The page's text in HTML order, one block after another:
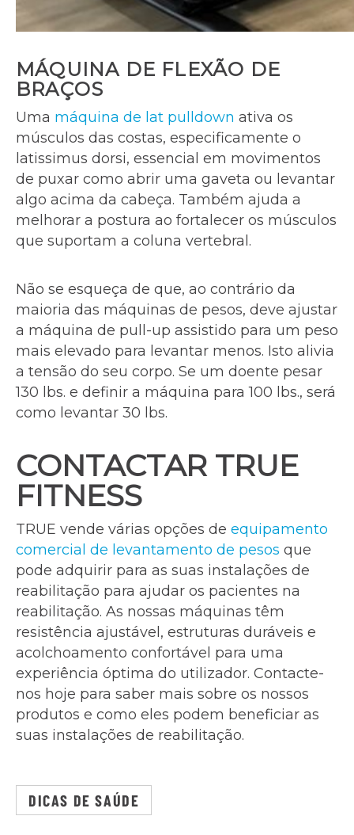
MÁQUINA DE FLEXÃO DE
BRAÇOS
Uma máquina de lat pulldown ativa os
músculos das costas, especificamente o
latissimus dorsi, essencial em movimentos
de puxar como abrir uma gaveta ou levantar
algo acima da cabeça. Também ajuda a
melhorar a postura ao fortalecer os músculos
que suportam a coluna vertebral.
Não se esqueça de que, ao contrário da
maioria das máquinas de pesos, deve ajustar
a máquina de pull-up assistido para um peso
mais elevado para levantar menos. Isto alivia
a tensão do seu corpo. Se um doente pesar
130 lbs. e definir a máquina para 100 lbs., será
como levantar 30 lbs.
CONTACTAR TRUE
FITNESS
TRUE vende várias opções de equipamento
comercial de levantamento de pesos que
pode adquirir para as suas instalações de
reabilitação para ajudar os pacientes na
reabilitação. As nossas máquinas têm
resistência ajustável, estruturas duráveis e
acolchoamento confortável para uma
experiência óptima do utilizador. Contacte-
nos hoje para saber mais sobre os nossos
produtos e como eles podem beneficiar as
suas instalações de reabilitação.
DICAS DE SAÚDE